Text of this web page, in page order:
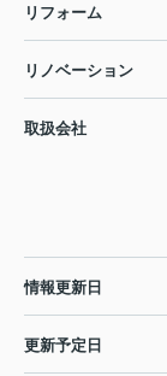
リフォーム
リノベーション
取扱会社
情報更新日
更新予定日